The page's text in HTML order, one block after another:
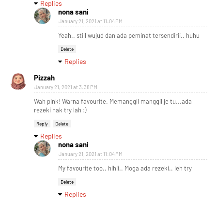
Replies
nona sani
January 21, 2021 at 11:04 PM
Yeah.. still wujud dan ada peminat tersendirii.. huhu
Delete
Replies
Pizzah
January 21, 2021 at 3:38 PM
Wah pink! Warna favourite. Memanggil manggil je tu...ada
rezeki nak try lah :)
Reply Delete
Replies
nona sani
January 21, 2021 at 11:04 PM
My favourite too.. hihii.. Moga ada rezeki.. leh try
Delete
Replies